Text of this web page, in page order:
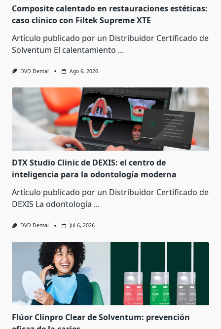
Composite calentado en restauraciones estéticas:
caso clínico con Filtek Supreme XTE
Artículo publicado por un Distribuidor Certificado de
Solventum El calentamiento ...
DVD Dental Ago 6, 2026
DTX Studio Clinic de DEXIS: el centro de
inteligencia para la odontología moderna
Artículo publicado por un Distribuidor Certificado de
DEXIS La odontología ...
DVD Dental Jul 6, 2026
Flúor Clinpro Clear de Solventum: prevención